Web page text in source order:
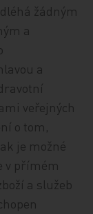
žádným
a
a
veřejných
o tom,
je možné
v přímém
a služeb